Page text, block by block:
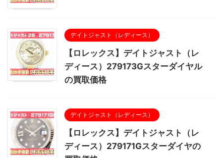
デイトジャスト（レディース）
【ロレックス】デイトジャスト（レ
ディース）279173Gスターダイヤル
の買取価格
デイトジャスト（レディース）
【ロレックス】デイトジャスト（レ
ディース）279171Gスターダイヤの